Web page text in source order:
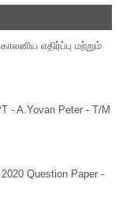
எதிர்ப்பு மற்றும்
- A.Yovan Peter - T/M
Question Paper -